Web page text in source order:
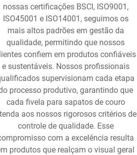
nossas certificações BSCI, ISO9001,
ISO45001 e ISO14001, seguimos os
mais altos padrões em gestão da
qualidade, permitindo que nossos
confiem em produtos confiáveis
e sustentáveis. Nossos profissionais
supervisionam cada etapa
processo produtivo, garantindo que
cada fivela para sapatos de couro
aos nossos rigorosos critérios de
controle de qualidade. Esse
com a excelência resulta
produtos que realçam o visual geral